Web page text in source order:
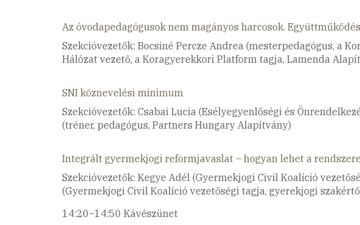
Az óvodapedagógusok nem magányos harcosok.
Szekcióvezetők: Bocsiné Percze Andrea (mesterpedagógus, a
Hálózat vezető, a Koragyerekkori Platform tagja, Lamenda
SNI köznevelési minimum
Szekcióvezetők: Csabai Lucia (Esélyegyenlőségi és
(tréner, pedagógus, Partners Hungary Alapítvány)
Integrált gyermekjogi reformjavaslat – hogyan lehet a
Szekcióvezetők: Kegye Adél (Gyermekjogi Civil Koalíció
(Gyermekjogi Civil Koalíció vezetőségi tagja, gyerekjogi
14:20–14:50 Kávészünet